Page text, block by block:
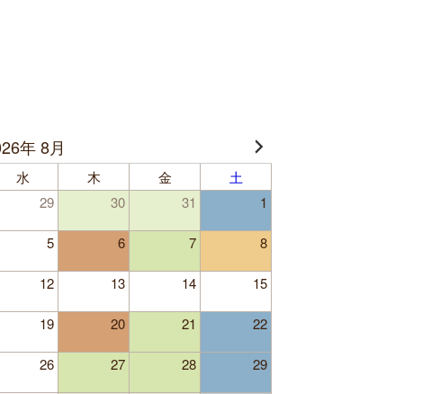
年 8月
水 木 金
土
29 30 31 1
5 6 7 8
12 13 14 15
19 20 21 22
26 27 28 29